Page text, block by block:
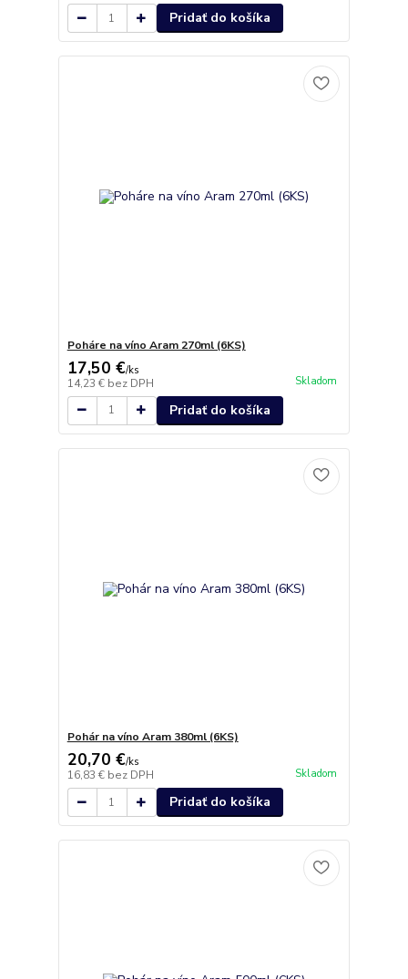
Pridať do košíka
Poháre na víno Aram 270ml (6KS)
17,50 €/ks
14,23 € bez DPH Skladom
Pridať do košíka
Pohár na víno Aram 380ml (6KS)
20,70 €/ks
16,83 € bez DPH Skladom
Pridať do košíka